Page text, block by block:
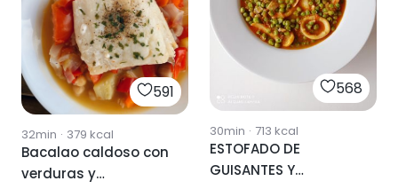
591
32min · 379 kcal
Bacalao caldoso con
verduras y
568
30min · 713 kcal
ESTOFADO DE
GUISANTES Y